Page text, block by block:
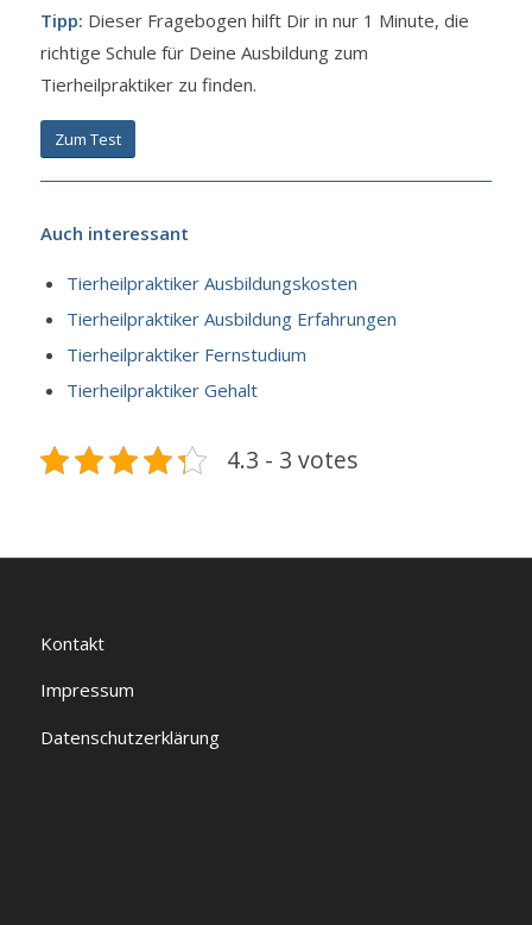
Tipp: Dieser Fragebogen hilft Dir in nur 1 Minute, die
richtige Schule für Deine Ausbildung zum
Tierheilpraktiker zu finden.
Zum Test
Auch interessant
Tierheilpraktiker Ausbildungskosten
Tierheilpraktiker Ausbildung Erfahrungen
Tierheilpraktiker Fernstudium
Tierheilpraktiker Gehalt
4.3 - 3 votes
Kontakt
Impressum
Datenschutzerklärung